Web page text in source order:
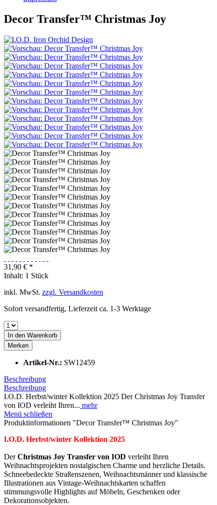
Decor Transfer™ Christmas Joy
31,90 € *
Inhalt: 1 Stück
inkl. MwSt. zzgl. Versandkosten
Sofort versandfertig, Lieferzeit ca. 1-3 Werktage
In den Warenkorb
Merken
Artikel-Nr.: SW12459
Beschreibung
Beschreibung
I.O.D. Herbst/winter Kollektion 2025 Der Christmas Joy Transfer
von IOD verleiht Ihren... mehr
Menü schließen
Produktinformationen "Decor Transfer™ Christmas Joy"
I.O.D. Herbst/winter Kollektion 2025
DerChristmas Joy Transfer von IOD verleiht Ihren
Weihnachtsprojekten nostalgischen Charme und herzliche Details.
Schneebedeckte Straßenszenen, Weihnachtsmänner und klassische
Illustrationen aus Vintage-Weihnachtskarten schaffen
stimmungsvolle Highlights auf Möbeln, Geschenken oder
Dekorationsobjekten.